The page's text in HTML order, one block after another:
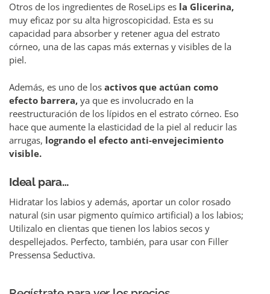
Otros de los ingredientes de RoseLips es la Glicerina,
muy eficaz por su alta higroscopicidad. Esta es su
capacidad para absorber y retener agua del estrato
córneo, una de las capas más externas y visibles de la
piel.
Además, es uno de los activos que actúan como
efecto barrera, ya que es involucrado en la
reestructuración de los lípidos en el estrato córneo. Eso
hace que aumente la elasticidad de la piel al reducir las
arrugas, logrando el efecto anti-envejecimiento
visible.
Ideal para…
Hidratar los labios y además, aportar un color rosado
natural (sin usar pigmento químico artificial) a los labios;
Utilizalo en clientas que tienen los labios secos y
despellejados. Perfecto, también, para usar con Filler
Pressensa Seductiva.